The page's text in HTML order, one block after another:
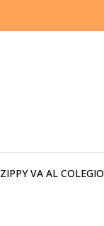
ZIPPY VA AL COLEGIO